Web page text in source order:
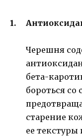
Черешня
бета-
бороться
старение
ее текстуры